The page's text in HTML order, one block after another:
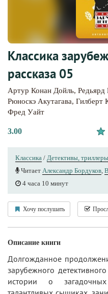
Классика
рассказа 05
Артур Конан Дойль, Редьярд
Рюноскэ Акутагава, Гилберт
Фред Уайт
3.00
Классика / Детективы, триллеры
Читает Александр Бордуков
4 часа 10 минут
Хочу послушать
Описание книги
Долгожданное
зарубежного
истории о